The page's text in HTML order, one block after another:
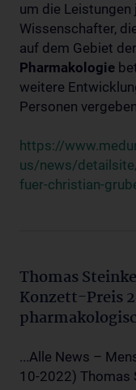
um die Leistungen
Wissenschafter,
auf dem Gebiet
Pharmakologie
weitere
Personen
https://
us/news/
fuer-christian-
Thomas
Konzett-Preis
...Alle News –
10-2022) Thomas